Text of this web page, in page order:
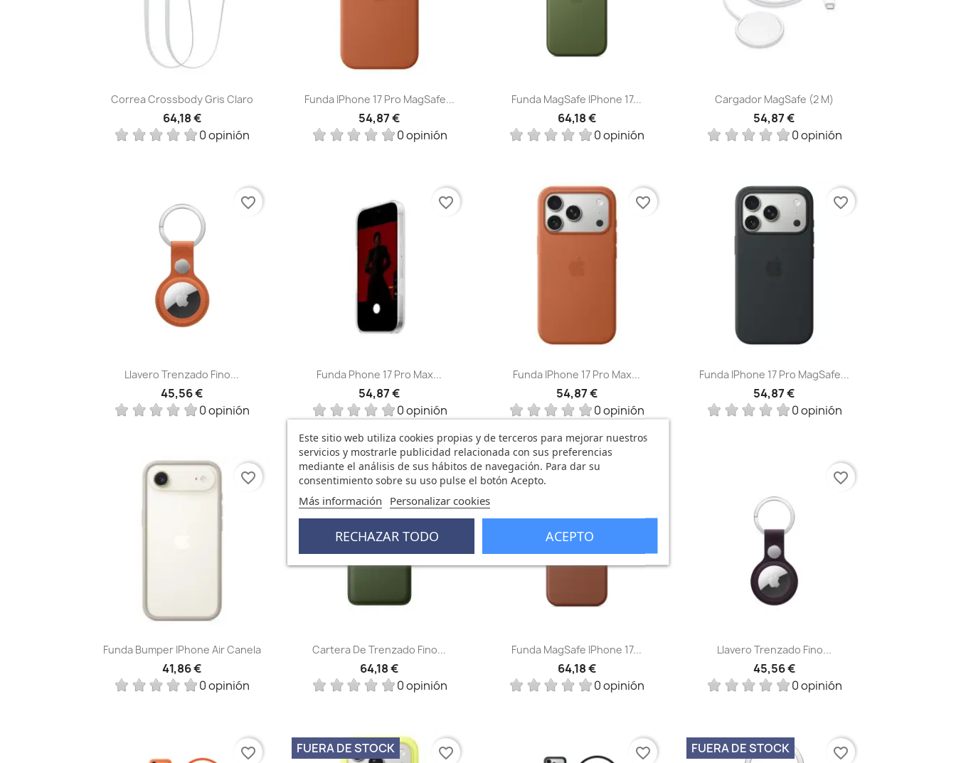
Vista rápida
Correa Crossbody Gris Claro
64,18 €
0 opinión
Vista rápida
Funda IPhone 17 Pro MagSafe...
54,87 €
0 opinión
Vista rápida
Funda MagSafe IPhone 17...
64,18 €
0 opinión
Vista rápida
Cargador MagSafe (2 M)
54,87 €
0 opinión
Vista rápida
Llavero Trenzado Fino...
45,56 €
0 opinión
favorite_border
Vista rápida
Funda Phone 17 Pro Max...
54,87 €
0 opinión
favorite_border
Vista rápida
Funda IPhone 17 Pro Max...
54,87 €
0 opinión
favorite_border
Vista rápida
Funda IPhone 17 Pro MagSafe...
54,87 €
0 opinión
favorite_border
Vista rápida
Funda Bumper IPhone Air Canela
41,86 €
0 opinión
favorite_border
Vista rápida
Cartera De Trenzado Fino...
64,18 €
0 opinión
FUERA DE STOCK favorite_border
Vista rápida
Funda MagSafe IPhone 17...
64,18 €
0 opinión
Vista rápida
Llavero Trenzado Fino...
45,56 €
0 opinión
favorite_border
favorite_border FUERA DE STOCK favorite_border favorite_border FUERA DE STOCK favorite_border
Este sitio web utiliza cookies propias y de terceros para mejorar nuestros
servicios y mostrarle publicidad relacionada con sus preferencias
mediante el análisis de sus hábitos de navegación. Para dar su
consentimiento sobre su uso pulse el botón Acepto.
Más información Personalizar cookies
RECHAZAR TODO ACEPTO